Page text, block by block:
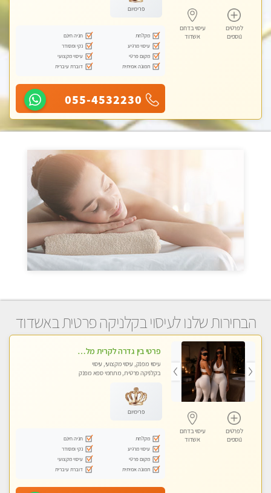
לפרטים
נוספים
עיסוי בדרום
אשדוד
פרימיום
מקלחת
חניה חינם
עיסוי מרגיע
נקי ומסודר
מקום פרטי
עיסוי מקצועי
תמונה אמיתית
דוברת עיברית
055-4532230
הבחירות שלנו לעיסוי בקלניקה פרטית באשדוד
לפרטים
נוספים
עיסוי בדרום
אשדוד
פרטי בין גדרה לקרית מלאכי VIP-מומלץ לחלוטין! פרטי! ​​​​​​ ללא מין! Highly recommended
עיסוי מפנק, עיסוי מקצועי, עיסוי
בקלניקה פרטית, מתחמי ספא מפנק
פרימיום
מקלחת
חניה חינם
עיסוי מרגיע
נקי ומסודר
מקום פרטי
עיסוי מקצועי
תמונה אמיתית
דוברת עיברית